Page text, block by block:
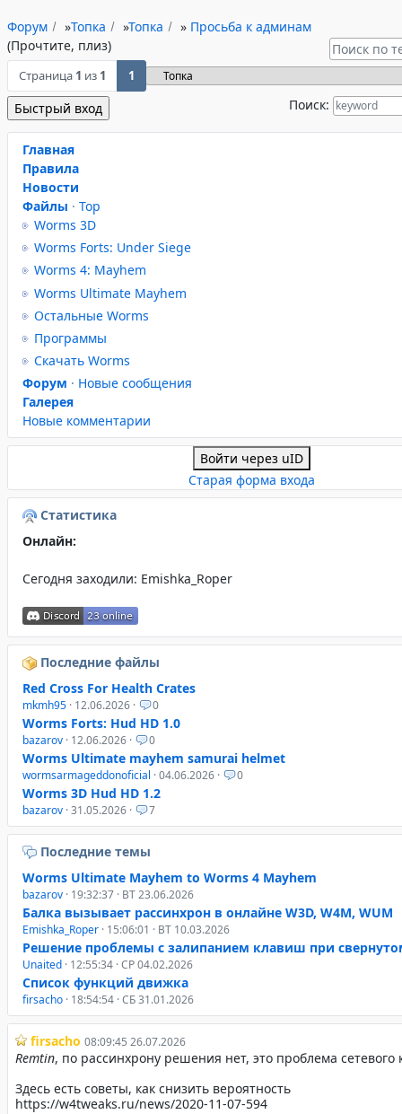
Форум »Топка »Топка » Просьба к админам
(Прочтите, плиз)
Страница 1 из 1 1
Поиск:
Главная
Правила
Новости
Файлы · Top
Worms 3D
Worms Forts: Under Siege
Worms 4: Mayhem
Worms Ultimate Mayhem
Остальные Worms
Программы
Скачать Worms
Форум · Новые сообщения
Галерея
Новые комментарии
Войти через uID
Старая форма входа
Статистика
Онлайн:
Сегодня заходили: Emishka_Roper
Последние файлы
Red Cross For Health Crates
mkmh95 · 12.06.2026 · 0
Worms Forts: Hud HD 1.0
bazarov · 12.06.2026 · 0
Worms Ultimate mayhem samurai helmet
wormsarmageddonoficial · 04.06.2026 · 0
Worms 3D Hud HD 1.2
bazarov · 31.05.2026 · 7
Последние темы
Worms Ultimate Mayhem to Worms 4 Mayhem
bazarov · 19:32:37 · ВТ 23.06.2026
Балка вызывает рассинхрон в онлайне W3D, W4M, WUM
Emishka_Roper · 15:06:01 · ВТ 10.03.2026
Решение проблемы с залипанием клавиш при
Unaited · 12:55:34 · СР 04.02.2026
Список функций движка
firsacho · 18:54:54 · СБ 31.01.2026